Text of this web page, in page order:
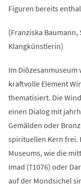
Figuren bereits
(Franziska
Klangkünstlerin)
Im
kraftvolle Element
thematisiert. Die
einen Dialog mit
Gemälden oder
spirituellen Kern frei.
Museums, wie die
Imad (†1076) oder
auf der Mondsichel